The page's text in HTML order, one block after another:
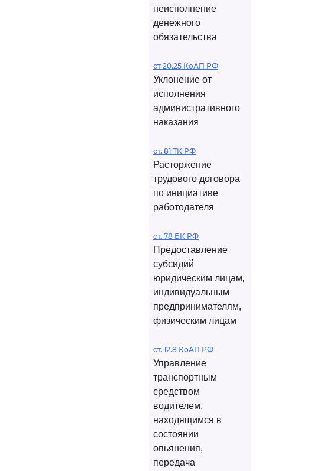
неисполнение
денежного
обязательства
ст 20.25 КоАП РФ
Уклонение от
исполнения
административного
наказания
ст. 81 ТК РФ
Расторжение
трудового договора
по инициативе
работодателя
ст. 78 БК РФ
Предоставление
субсидий
юридическим лицам,
индивидуальным
предпринимателям,
физическим лицам
ст. 12.8 КоАП РФ
Управление
транспортным
средством
водителем,
находящимся в
состоянии
опьянения,
передача